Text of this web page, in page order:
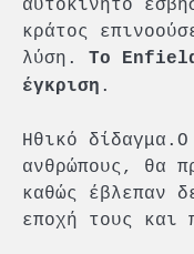
αυτοκίνητο
κράτος
λύση. Το
έγκριση .
Ηθικό
ανθρώπους, θα
καθώς έβλεπαν
εποχή τους και